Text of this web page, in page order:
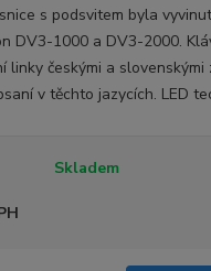
s podsvitem byla
DV3-1000 a DV3-2000.
linky českými a slovenskými
v těchto jazycích. LED
Skladem